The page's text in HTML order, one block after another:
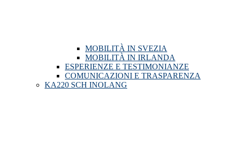
MOBILITÀ IN SVEZIA
MOBILITÀ IN IRLANDA
ESPERIENZE E TESTIMONIANZE
COMUNICAZIONI E TRASPARENZA
KA220 SCH INOLANG